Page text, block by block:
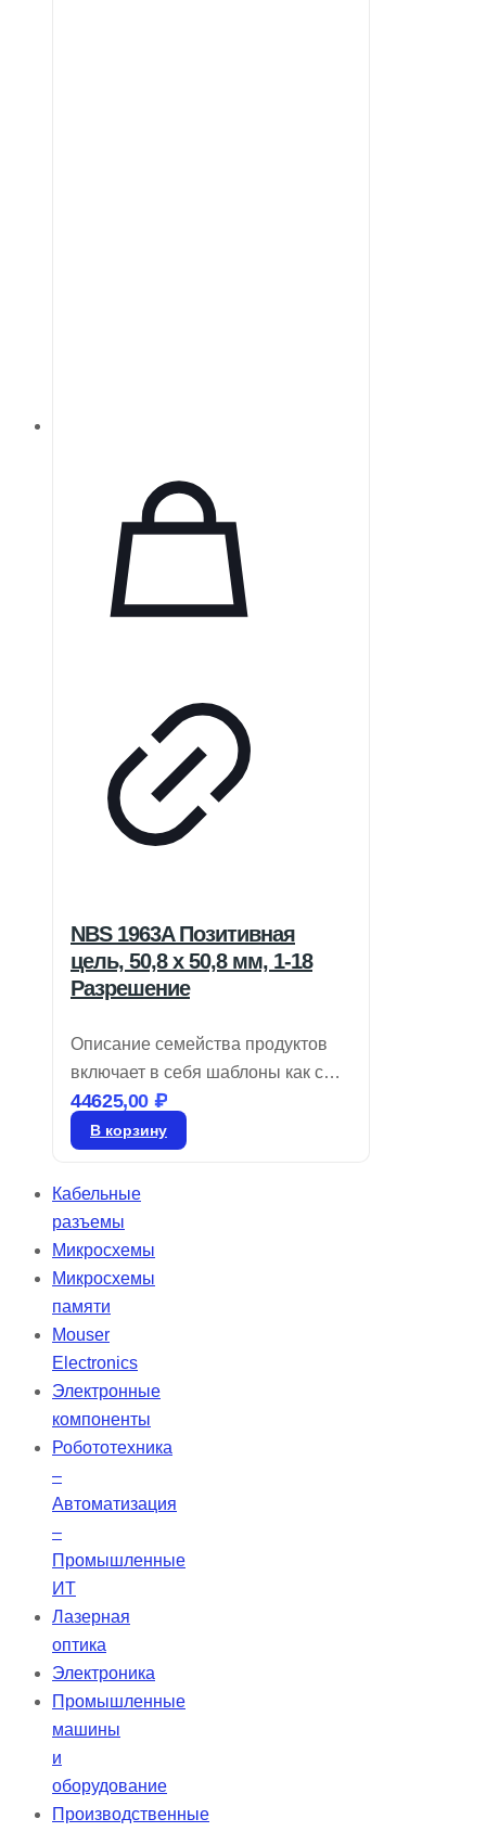
NBS 1963A Позитивная
цель, 50,8 x 50,8 мм, 1-18
Разрешение
Описание семейства продуктов
включает в себя шаблоны как с
положительными, так и с
отрицательными изображениями,
1010A. Диапазон частот
высокоточного оптического
44625,00 ₽
В корзину
Кабельные
разъемы
Микросхемы
Микросхемы
памяти
Mouser
Electronics
Электронные
компоненты
Робототехника
–
Автоматизация
–
Промышленные
ИТ
Лазерная
оптика
Электроника
Промышленные
машины
и
оборудование
Производственные